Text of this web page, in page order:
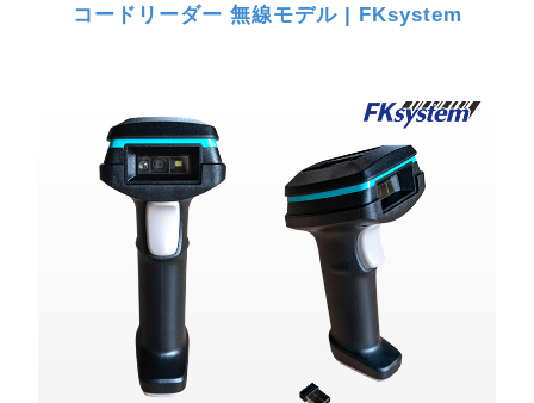
コードリーダー 無線モデル | FKsystem